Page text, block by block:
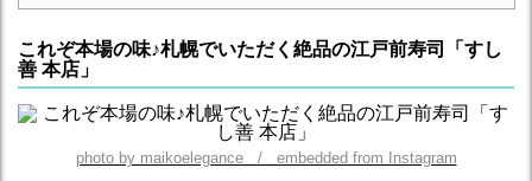
これぞ本場の味♪札幌でいただく絶品の江戸前寿司「すし
善 本店」
photo by maikoelegance / embedded from Instagram